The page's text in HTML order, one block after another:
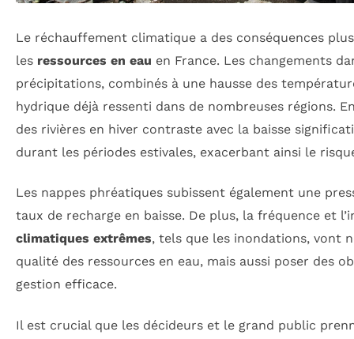
Le réchauffement climatique a des conséquences
les ressources en eau en France. Les changements
précipitations, combinés à une hausse des
hydrique déjà ressenti dans de nombreuses régions.
des rivières en hiver contraste avec la baisse
durant les périodes estivales, exacerbant ainsi le
Les nappes phréatiques subissent également une
taux de recharge en baisse. De plus, la fréquence et
climatiques extrêmes, tels que les inondations, vont
qualité des ressources en eau, mais aussi poser des
gestion efficace.
Il est crucial que les décideurs et le grand public